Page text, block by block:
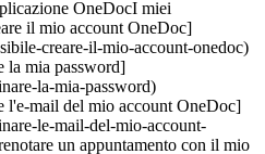
OneDocI miei
il mio account OneDoc]
creare-il-mio-account-onedoc)
la mia password]
la-mia-password)
mail del mio account OneDoc]
le-mail-del-mio-account-
un appuntamento con il mio